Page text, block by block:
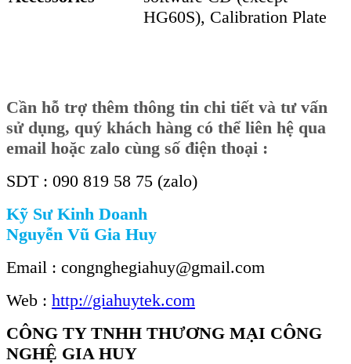
HG60S), Calibration Plate
Cần hỗ trợ thêm thông tin chi tiết và tư vấn
sử dụng, quý khách hàng có thể liên hệ qua
email hoặc zalo cùng số điện thoại :
SDT : 090 819 58 75 (zalo)
Kỹ Sư Kinh Doanh
Nguyễn Vũ Gia Huy
Email : congnghegiahuy@gmail.com
Web : http://giahuytek.com
CÔNG TY TNHH THƯƠNG MẠI CÔNG
NGHỆ GIA HUY